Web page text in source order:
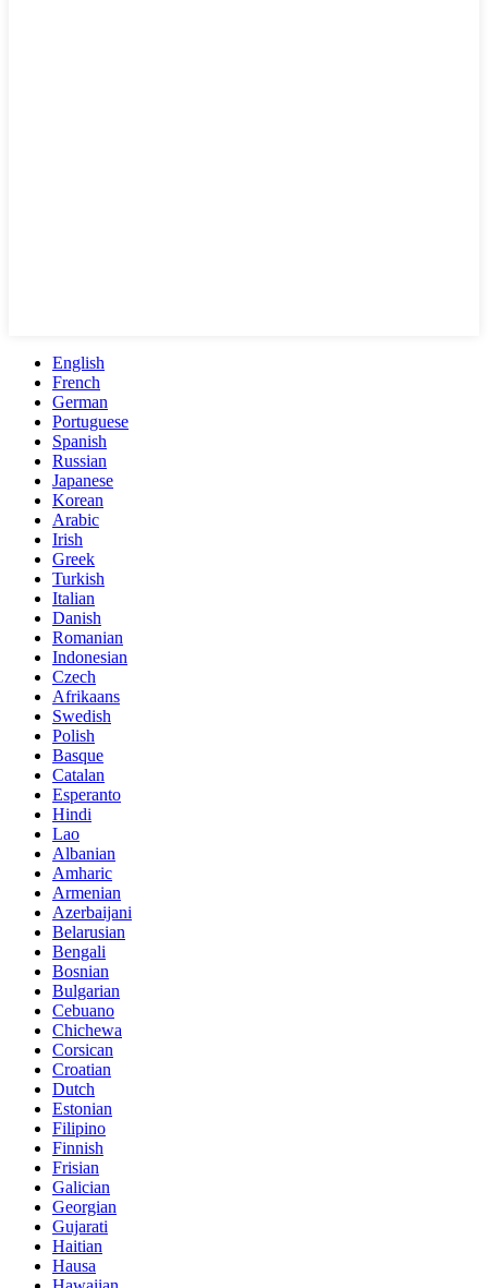
English
French
German
Portuguese
Spanish
Russian
Japanese
Korean
Arabic
Irish
Greek
Turkish
Italian
Danish
Romanian
Indonesian
Czech
Afrikaans
Swedish
Polish
Basque
Catalan
Esperanto
Hindi
Lao
Albanian
Amharic
Armenian
Azerbaijani
Belarusian
Bengali
Bosnian
Bulgarian
Cebuano
Chichewa
Corsican
Croatian
Dutch
Estonian
Filipino
Finnish
Frisian
Galician
Georgian
Gujarati
Haitian
Hausa